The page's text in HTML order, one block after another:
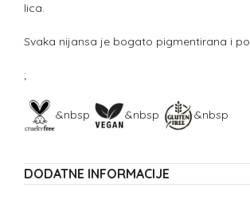
lica.
Svaka nijansa je bogato pigmentirana i
;
&nbsp &nbsp &nbsp
DODATNE INFORMACIJE